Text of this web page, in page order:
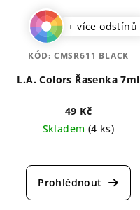
+ více odstínů
L.A. Colors Řasenka 7ml
49 Kč
Skladem (4 ks)
hodnocení
produktu
KÓD: CMSR611 BLACK